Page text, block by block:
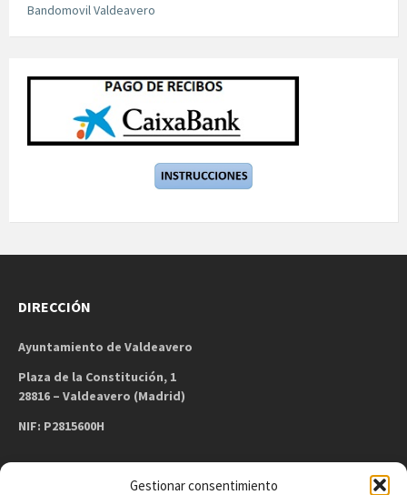
Gestionar consentimiento
Bandomovil Valdeavero
DIRECCIÓN
Ayuntamiento de Valdeavero
Plaza de la Constitución, 1
28816 – Valdeavero (Madrid)
NIF: P2815600H